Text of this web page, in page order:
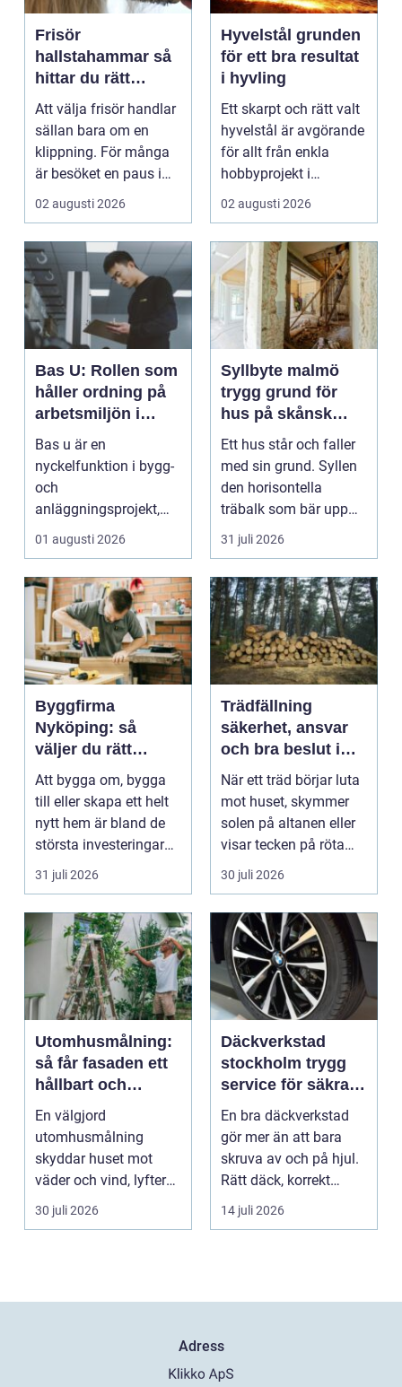
Frisör
hallstahammar så
hittar du rätt
salong för stil,
kvalitet och känsla
Att välja frisör handlar
sällan bara om en
klippning. För många
är besöket en paus i
vardagen, ett s...
02 augusti 2026
Hyvelstål grunden
för ett bra resultat
i hyvling
Ett skarpt och rätt valt
hyvelstål är avgörande
för allt från enkla
hobbyprojekt i
verkstaden till k...
02 augusti 2026
Bas U: Rollen som
håller ordning på
arbetsmiljön i
byggprojekt
Bas u är en
nyckelfunktion i bygg-
och
anläggningsprojekt,
med ansvar för att
arbetsm...
01 augusti 2026
Syllbyte malmö
trygg grund för
hus på skånsk
mark
Ett hus står och faller
med sin grund. Syllen
den horisontella
träbalk som bär upp
väggarna mot pla...
31 juli 2026
Byggfirma
Nyköping: så
väljer du rätt
partner för ditt
projekt
Att bygga om, bygga
till eller skapa ett helt
nytt hem är bland de
största investeringar
m...
31 juli 2026
Trädfällning
säkerhet, ansvar
och bra beslut i
trädgården
När ett träd börjar luta
mot huset, skymmer
solen på altanen eller
visar tecken på röta
uppstår ofta...
30 juli 2026
Utomhusmålning:
så får fasaden ett
hållbart och
vackert resultat
En välgjord
utomhusmålning
skyddar huset mot
väder och vind, lyfter
helhetsintrycket...
30 juli 2026
Däckverkstad
stockholm trygg
service för säkra
mil året runt
En bra däckverkstad
gör mer än att bara
skruva av och på hjul.
Rätt däck, korrekt
montering och rege...
14 juli 2026
Adress